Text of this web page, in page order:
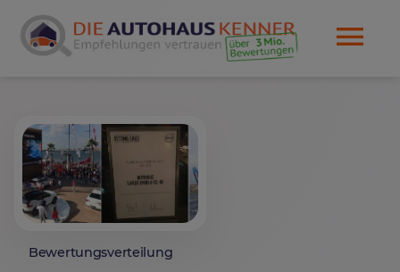
Bewertungsverteilung